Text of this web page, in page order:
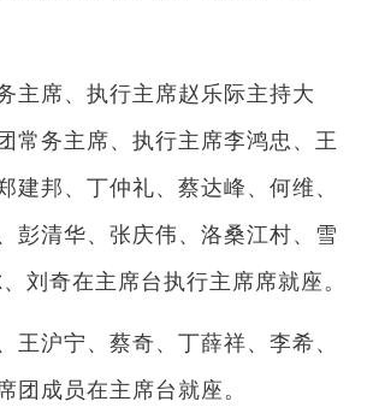
主席、执行主席赵乐际主持大
常务主席、执行主席李鸿忠、王
建邦、丁仲礼、蔡达峰、何维、
彭清华、张庆伟、洛桑江村、雪
刘奇在主席台执行主席席就座。
王沪宁、蔡奇、丁薛祥、李希、
团成员在主席台就座。